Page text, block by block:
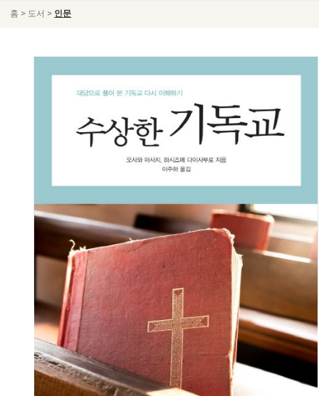
홈 > 도서 > 인문